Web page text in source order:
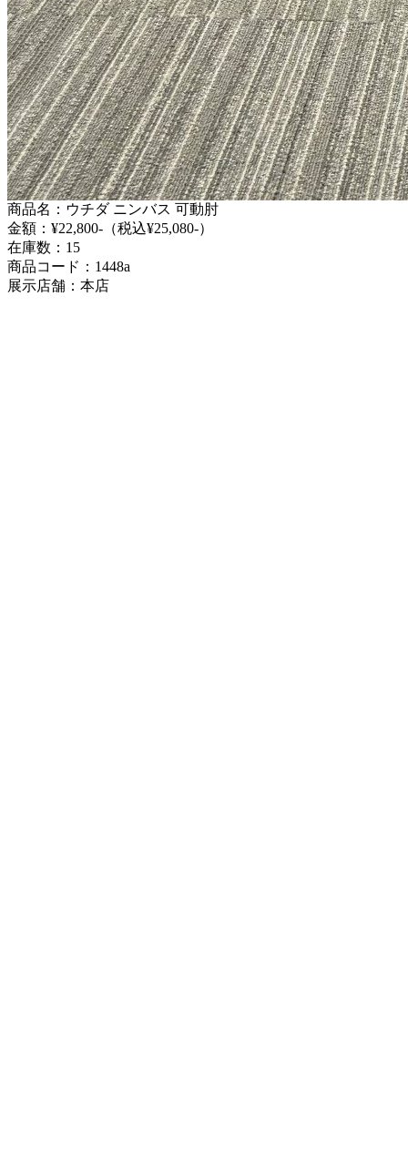
商品名：ウチダ ニンバス 可動肘
金額：¥22,800-（税込¥25,080-）
在庫数：15
商品コード：1448a
展示店舗：本店